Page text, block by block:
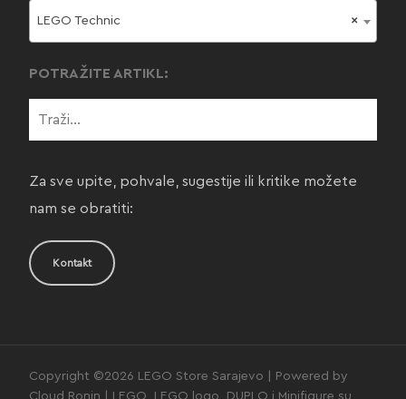
×
LEGO Technic
POTRAŽITE ARTIKL:
Za sve upite, pohvale, sugestije ili kritike možete
nam se obratiti:
Kontakt
Copyright ©2026 LEGO Store Sarajevo | Powered by
Cloud Ronin | LEGO, LEGO logo, DUPLO i Minifigure su